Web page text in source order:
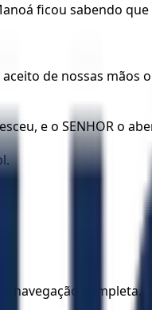
ficou sabendo
de nossas
e o SENHOR o
navegação completa.